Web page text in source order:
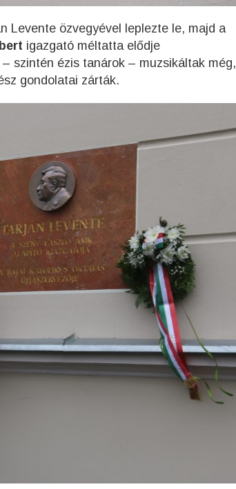
Levente özvegyével leplezte le, majd a
igazgató méltatta elődje
– szintén ézis tanárok – muzsikáltak még,
gondolatai zárták.